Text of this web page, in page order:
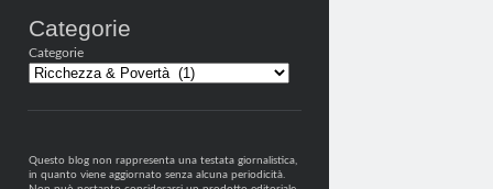
Categorie
Categorie
Questo blog non rappresenta una testata giornalistica,
in quanto viene aggiornato senza alcuna periodicità.